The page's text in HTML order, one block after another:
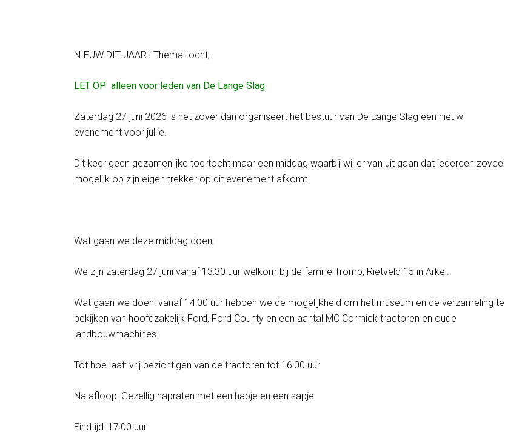
NIEUW DIT JAAR: Thema tocht,
LET OP alleen voor leden van De Lange Slag
Zaterdag 27 juni 2026 is het zover dan organiseert het bestuur van De Lange Slag een nieuw
evenement voor jullie.
Dit keer geen gezamenlijke toertocht maar een middag waarbij wij er van uit gaan dat iedereen zoveel
mogelijk op zijn eigen trekker op dit evenement afkomt.
Wat gaan we deze middag doen:
We zijn zaterdag 27 juni vanaf 13:30 uur welkom bij de familie Tromp, Rietveld 15 in Arkel.
Wat gaan we doen: vanaf 14:00 uur hebben we de mogelijkheid om het museum en de verzameling te
bekijken van hoofdzakelijk Ford, Ford County en een aantal MC Cormick tractoren en oude
landbouwmachines.
Tot hoe laat: vrij bezichtigen van de tractoren tot 16:00 uur
Na afloop: Gezellig napraten met een hapje en een sapje
Eindtijd: 17:00 uur